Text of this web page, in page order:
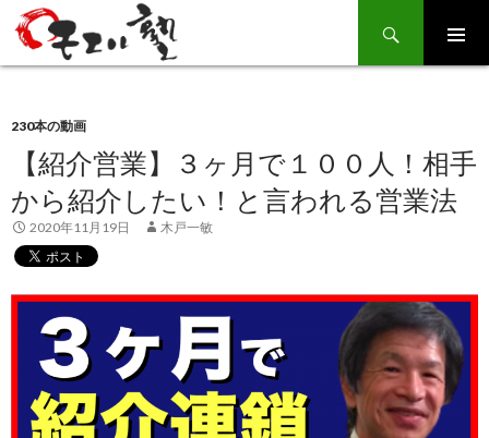
Search
SKIP
TO
230本の動画
【紹介営業】３ヶ月で１００人！相手
から紹介したい！と言われる営業法
2020年11月19日 木戸一敏